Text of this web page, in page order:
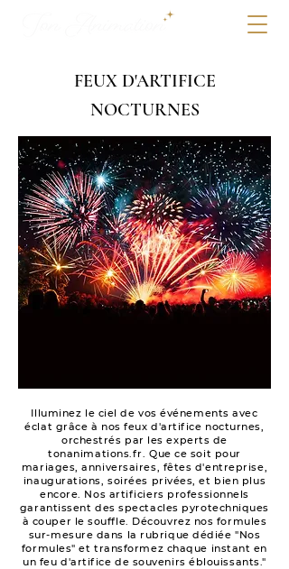
FEUX D'ARTIFICE
NOCTURNES
Illuminez le ciel de vos événements avec
éclat grâce à nos feux d'artifice nocturnes,
orchestrés par les experts de
tonanimations.fr. Que ce soit pour
mariages, anniversaires, fêtes d'entreprise,
inaugurations, soirées privées, et bien plus
encore. Nos artificiers professionnels
garantissent des spectacles pyrotechniques
à couper le souffle. Découvrez nos formules
sur-mesure dans la rubrique dédiée "Nos
formules" et transformez chaque instant en
un feu d'artifice de souvenirs éblouissants."